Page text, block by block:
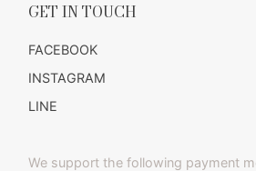
GET IN TOUCH
FACEBOOK
INSTAGRAM
LINE
We support the following payment